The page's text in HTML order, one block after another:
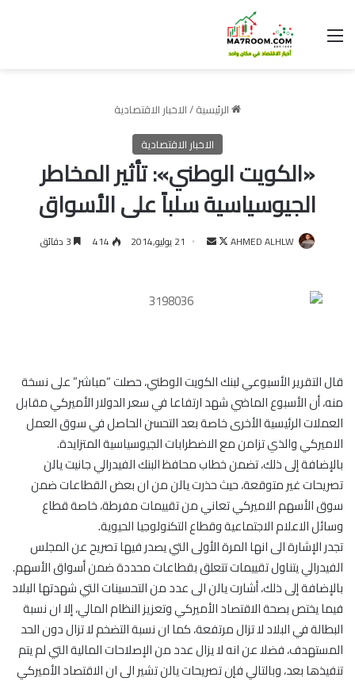
القائمة
الرئيسية/الاخبار الاقتصادية
الاخبار الاقتصادية
«الكويت الوطني»: تأثير المخاطر
الجيوسياسية سلباً على الأسواق
AHMED ALHLW
تابعأرسل 21 يوليو,2014 414
قال التقرير الأسبوعي لبنك الكويت الوطني، حصلت “مباشر” على نسخة
منه، أن الأسبوع الماضي شهد ارتفاعا في سعر الدولار الأميركي مقابل
العملات الرئيسية الأخرى خاصة بعد التحسن الحاصل في سوق العمل
الاميركي والذي تزامن مع الاضطرابات الجيوسياسية المتزايدة.
بالإضافة إلى ذلك، تضمن خطاب محافظ البنك الفيدرالي جانيت يالن
تصريحات غير متوقعة، حيث حذرت يالن من ان بعض القطاعات ضمن
سوق الأسهم الاميركي تعاني من تقييمات مفرطة، خاصة قطاع
وسائل الاعلام الاجتماعية وقطاع التكنولوجيا الحيوية.
تجدر الإشارة الى انها المرة الأولى التي يصدر فيها تصريح عن المجلس
الفيدرالي يتناول تقييمات تتعلق بقطاعات محددة ضمن أسواق الأسهم.
بالإضافة إلى ذلك، أشارت يالن الى عدد من التحسينات التي شهدتها البلاد
فيما يختص بصحة الاقتصاد الأميركي وتعزيز النظام المالي، إلا ان نسبة
البطالة في البلاد لا تزال مرتفعة، كما ان نسبة التضخم لا تزال دون الحد
المستهدف، فضلا عن انه لا يزال عدد من الإصلاحات المالية التي لم يتم
تنفيذها بعد، وبالتالي فإن تصريحات يالن تشير الى ان الاقتصاد الأميركي